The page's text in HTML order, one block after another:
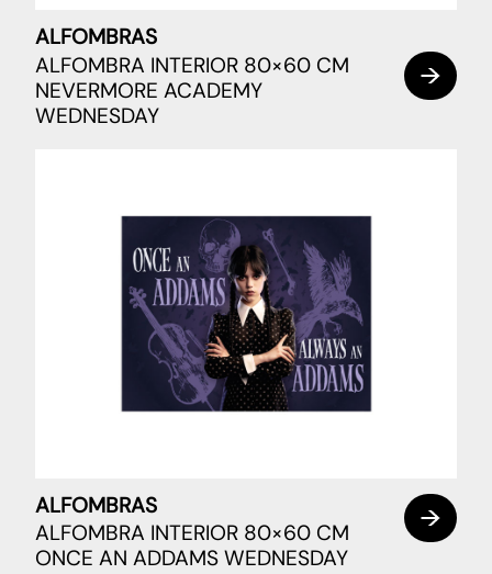
ALFOMBRAS
ALFOMBRA INTERIOR 80×60 CM
NEVERMORE ACADEMY
WEDNESDAY
ALFOMBRAS
ALFOMBRA INTERIOR 80×60 CM
ONCE AN ADDAMS WEDNESDAY